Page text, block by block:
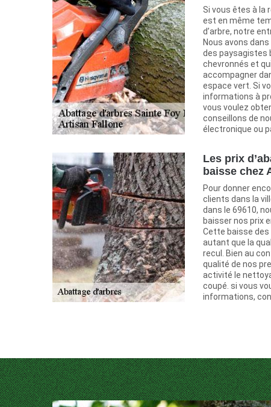
Si vous êtes à la
est en même
d’arbre, notre
Nous avons
des paysagistes
chevronnés et
accompagner
espace vert. Si
informations à
vous voulez
conseillons de
électronique ou
Les prix
baisse chez
Pour donner
clients dans la
dans le 69610,
baisser nos prix
Cette baisse
autant que la
recul. Bien au
qualité de nos
activité le
coupé. si vous
informations,